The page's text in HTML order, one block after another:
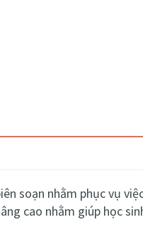
soạn nhằm phục vụ
cao nhằm giúp học